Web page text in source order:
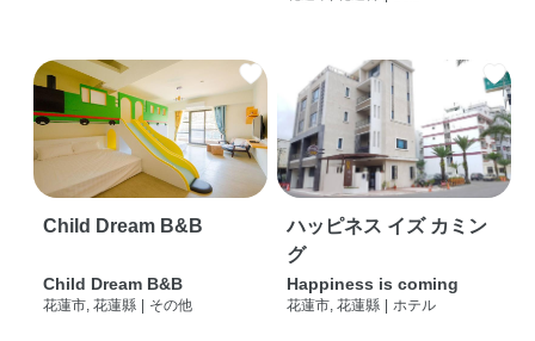
Child Dream B&B
Child Dream B&B
花蓮市, 花蓮縣 その他
ハッピネス イズ カミン
グ
Happiness is coming
花蓮市, 花蓮縣 ホテル